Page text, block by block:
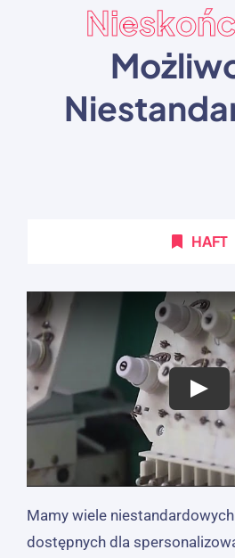
HAFT
Mamy wiele
dostępnych dla